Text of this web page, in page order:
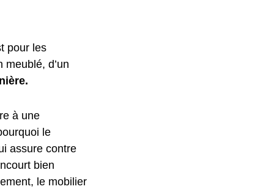
pour les
meublé, d’un
à une
le
assure contre
bien
le mobilier